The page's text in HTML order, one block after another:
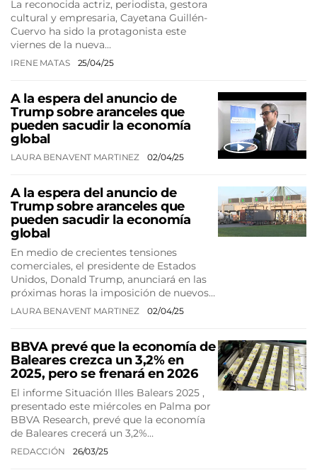
La reconocida actriz, periodista, gestora
cultural y empresaria, Cayetana Guillén-
Cuervo ha sido la protagonista este
viernes de la nueva…
IRENE MATAS 25/04/25
A la espera del anuncio de
Trump sobre aranceles que
pueden sacudir la economía
global
LAURA BENAVENT MARTINEZ 02/04/25
A la espera del anuncio de
Trump sobre aranceles que
pueden sacudir la economía
global
En medio de crecientes tensiones
comerciales, el presidente de Estados
Unidos, Donald Trump, anunciará en las
próximas horas la imposición de nuevos…
LAURA BENAVENT MARTINEZ 02/04/25
BBVA prevé que la economía de
Baleares crezca un 3,2% en
2025, pero se frenará en 2026
El informe Situación Illes Balears 2025 ,
presentado este miércoles en Palma por
BBVA Research, prevé que la economía
de Baleares crecerá un 3,2%…
REDACCIÓN 26/03/25